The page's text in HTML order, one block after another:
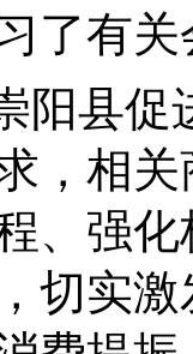
了有
阳县促
，相
、强
切实